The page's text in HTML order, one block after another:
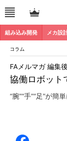
組み込み開発 メカ設
コラム
協働ロボット
FAメルマガ 編集
“腕”“手”“足”が簡